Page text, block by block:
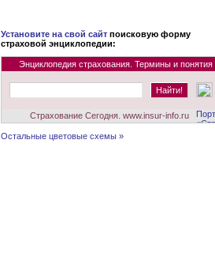
Установите на свой сайт поисковую форму
страховой энциклопедии:
Энциклопедия страхования. Термины и понятия
Страхование Сегодня. www.insur-info.ru
Остальные цветовые схемы »